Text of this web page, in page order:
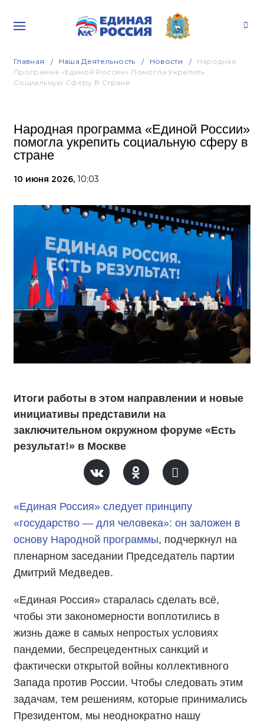
Главная Наша Деятельность Новости
Народная
Программа «Единой России» Помогла Укрепить
Социальную Сферу В Стране
Народная программа «Единой России»
помогла укрепить социальную сферу в
стране
10 июня 2026, 10:03
Итоги работы в этом направлении и новые
инициативы представили на
заключительном окружном форуме «Есть
результат!» в Москве
«Единая Россия» следует принципу
«государство — для человека»: он заложен в
основу Народной программы, подчеркнул на
пленарном заседании Председатель партии
Дмитрий Медведев.
«Единая Россия» старалась сделать всё,
чтобы эти закономерности воплотились в
жизнь даже в самых непростых условиях
пандемии, беспрецедентных санкций и
фактически открытой войны коллективного
Запада против России. Чтобы следовать этим
задачам, тем решениям, которые принимались
Президентом, мы неоднократно нашу